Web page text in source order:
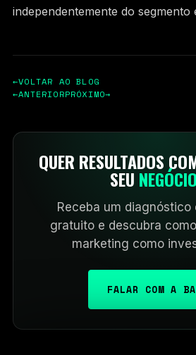
independentemente do segmento
←VOLTAR AO BLOG
←ANTERIORPRÓXIMO→
QUER RESULTADOS
SEU
Receba um
gratuito e descubra
marketing como
FALAR COM A